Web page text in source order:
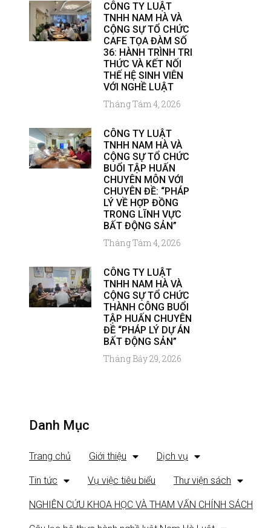
CÔNG TY LUẬT
TNHH NAM HÀ VÀ
CỘNG SỰ TỔ CHỨC
CAFE TỌA ĐÀM SỐ
36: HÀNH TRÌNH TRI
THỨC VÀ KẾT NỐI
THẾ HỆ SINH VIÊN
VỚI NGHỀ LUẬT
Tháng Tám 4, 2026
CÔNG TY LUẬT
TNHH NAM HÀ VÀ
CỘNG SỰ TỔ CHỨC
BUỔI TẬP HUẤN
CHUYÊN MÔN VỚI
CHUYÊN ĐỀ: “PHÁP
LÝ VỀ HỢP ĐỒNG
TRONG LĨNH VỰC
BẤT ĐỘNG SẢN”
Tháng Tám 4, 2026
CÔNG TY LUẬT
TNHH NAM HÀ VÀ
CỘNG SỰ TỔ CHỨC
THÀNH CÔNG BUỔI
TẬP HUẤN CHUYÊN
ĐỀ “PHÁP LÝ DỰ ÁN
BẤT ĐỘNG SẢN”
Tháng Bảy 29, 2026
Danh Mục
Trang chủ Giới thiệu Dịch vụ
Tin tức Vụ việc tiêu biểu Thư viện sách
NGHIÊN CỨU KHOA HỌC VÀ THAM VẤN CHÍNH SÁCH